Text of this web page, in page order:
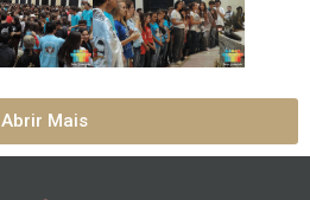
Abrir Mais